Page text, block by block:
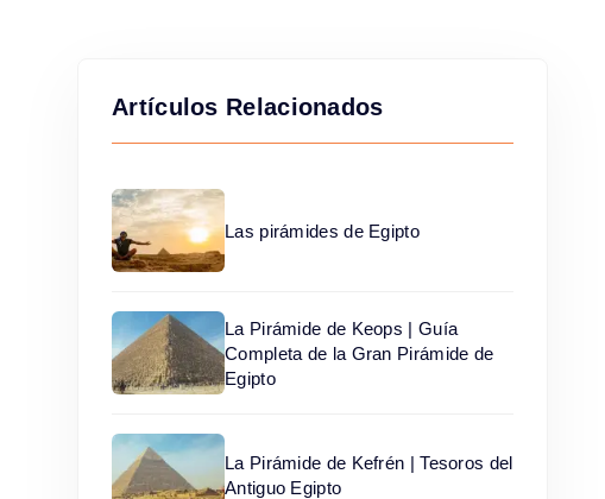
Artículos Relacionados
Las pirámides de Egipto
La Pirámide de Keops | Guía
Completa de la Gran Pirámide de
Egipto
La Pirámide de Kefrén | Tesoros del
Antiguo Egipto